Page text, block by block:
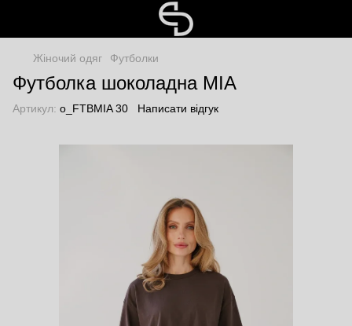
Жіночий одяг Футболки
Футболка шоколадна MIA
Артикул: o_FTBMIA 30 Написати відгук